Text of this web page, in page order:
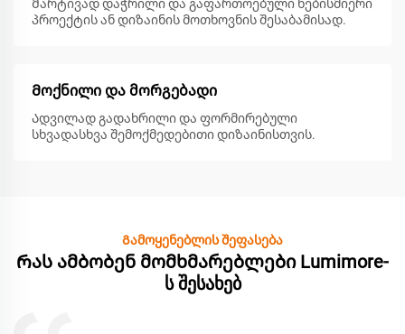
Მარტივად დაჭრილი და გაფართოებული ნებისმიერი
პროექტის ან დიზაინის მოთხოვნის შესაბამისად.
Მოქნილი და მორგებადი
Ადვილად გადახრილი და ფორმირებული
სხვადასხვა შემოქმედებითი დიზაინისთვის.
Გამოყენებლის შეფასება
Რას ამბობენ მომხმარებლები Lumimore-
ს შესახებ